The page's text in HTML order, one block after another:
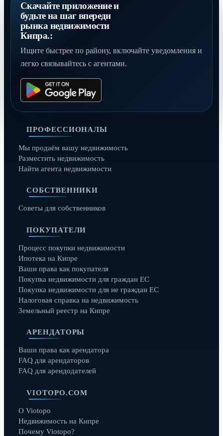
Скачайте приложение и
будьте на шаг впереди
рынка недвижимости
Кипра.:
Ищите быстрее по району, включайте уведомления и
легко связывайтесь с агентами.
ПРОФЕССИОНАЛЫ
Мы продаём вашу недвижимость
Разместить недвижимость
Найти агента недвижимости
СОБСТВЕННИКИ
Советы для собственников
ПОКУПАТЕЛИ
Процесс покупки недвижимости
Ипотека на Кипре
Ваши права как покупателя
Покупка недвижимости для граждан ЕС
Покупка недвижимости для не граждан ЕС
Налоговая справка на недвижимость
Земельный реестр на Кипре
АРЕНДАТОРЫ
Ваши права как арендатора
FAQ для арендаторов
FAQ для арендодателей
VIOTOPO.COM
О Viotopo
Недвижимость на Кипре
Почему Viotopo?